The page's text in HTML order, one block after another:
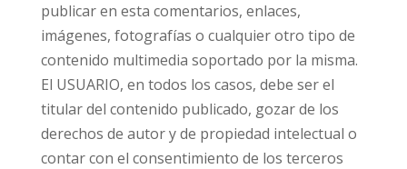
publicar en esta comentarios, enlaces,
imágenes, fotografías o cualquier otro tipo de
contenido multimedia soportado por la misma.
El USUARIO, en todos los casos, debe ser el
titular del contenido publicado, gozar de los
derechos de autor y de propiedad intelectual o
contar con el consentimiento de los terceros